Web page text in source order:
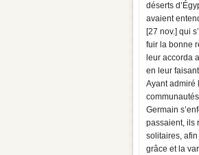
déserts
avaient
[27 nov.] qui
fuir la bonne
leur accorda
en leur
Ayant admiré
Germain
passaient, ils
solitaires,
grâce et la